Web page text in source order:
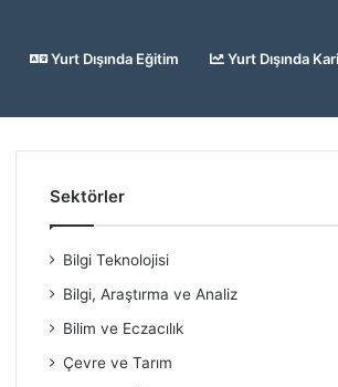
Yurt Dışında Eğitim Yurt Dışında
Sektörler
Bilgi Teknolojisi
Bilgi, Araştırma ve Analiz
Bilim ve Eczacılık
Çevre ve Tarım